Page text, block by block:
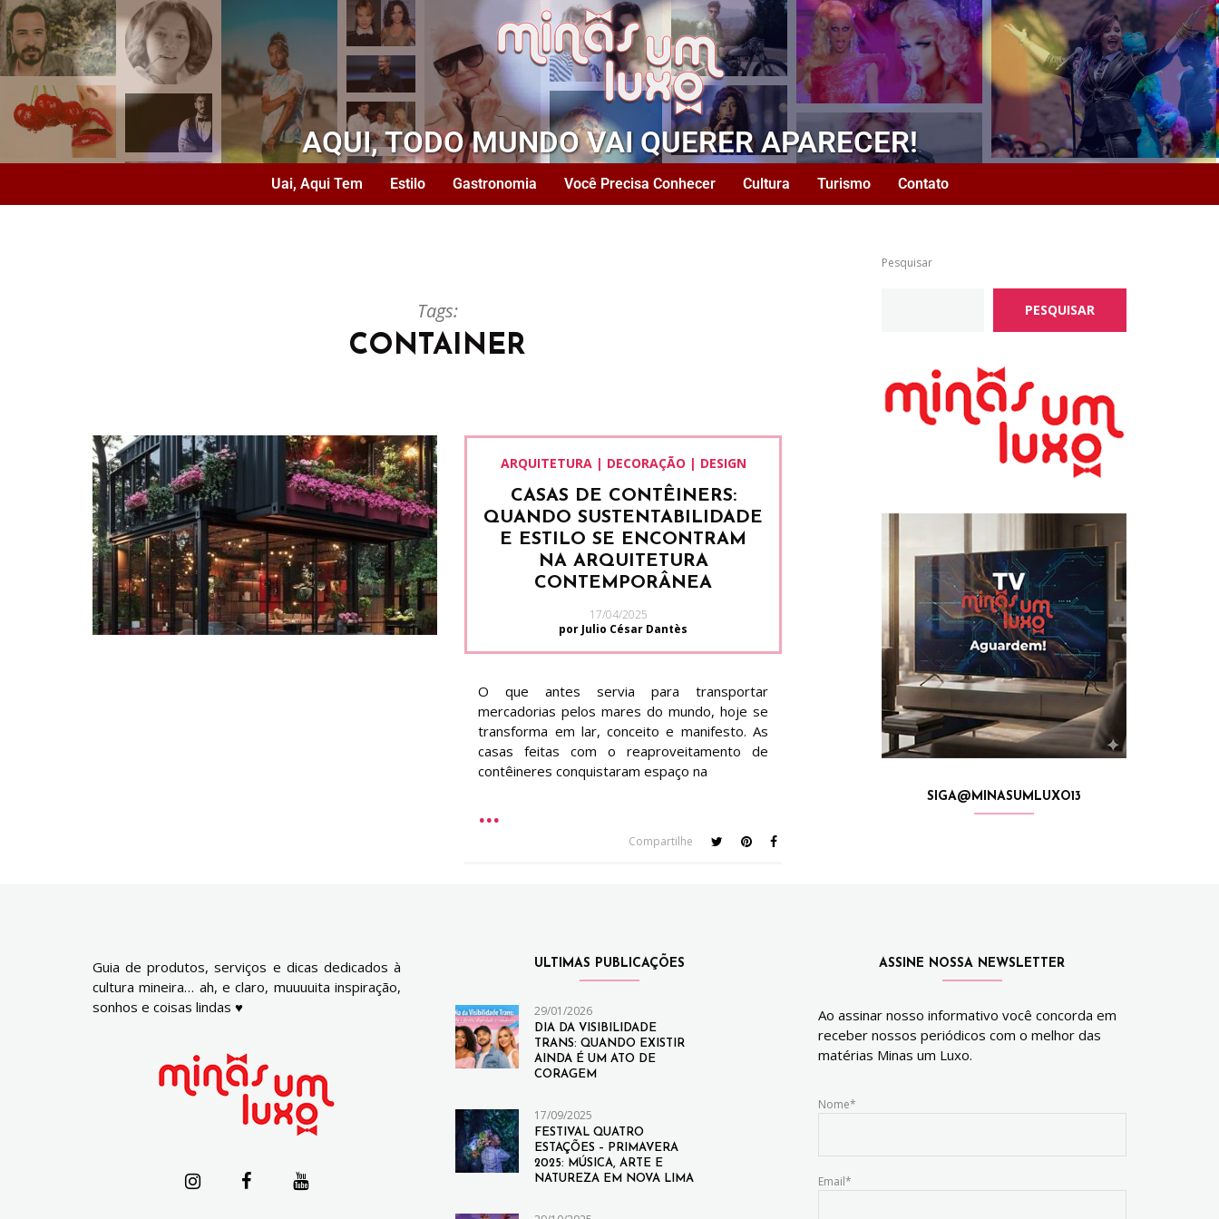
AQUI, TODO MUNDO VAI QUERER APARECER!
Uai, Aqui Tem Estilo Gastronomia Você Precisa Conhecer Cultura Turismo Contato
Tags:
CONTAINER
ARQUITETURA | DECORAÇÃO | DESIGN
CASAS DE CONTÊINERS:
QUANDO SUSTENTABILIDADE
E ESTILO SE ENCONTRAM
NA ARQUITETURA
CONTEMPORÂNEA
17/04/2025
por Julio César Dantès
O que antes servia para transportar
mercadorias pelos mares do mundo, hoje se
transforma em lar, conceito e manifesto. As
casas feitas com o reaproveitamento de
contêineres conquistaram espaço na
Compartilhe
Pesquisar
PESQUISAR
SIGA@MINASUMLUXO13
Guia de produtos, serviços e dicas dedicados à
cultura mineira… ah, e claro, muuuuita inspiração,
sonhos e coisas lindas ♥
ULTIMAS PUBLICAÇÕES
29/01/2026
DIA DA VISIBILIDADE
TRANS: QUANDO EXISTIR
AINDA É UM ATO DE
CORAGEM
17/09/2025
FESTIVAL QUATRO
ESTAÇÕES – PRIMAVERA
2025: MÚSICA, ARTE E
NATUREZA EM NOVA LIMA
ASSINE NOSSA NEWSLETTER
Ao assinar nosso informativo você concorda em
receber nossos periódicos com o melhor das
matérias Minas um Luxo.
Nome*
Email*